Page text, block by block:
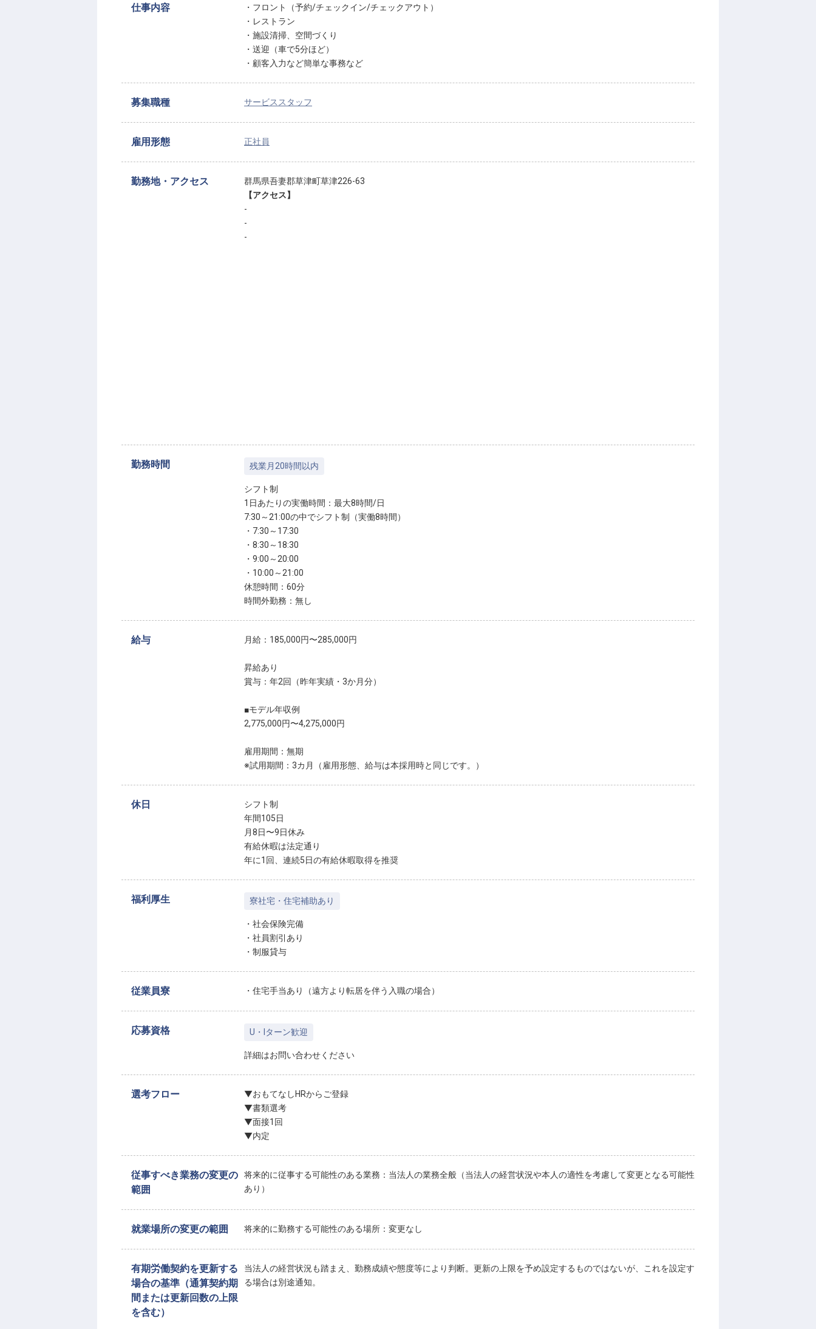
仕事内容
・フロント（予約/チェックイン/チェックアウト）
・レストラン
・施設清掃、空間づくり
・送迎（車で5分ほど）
・顧客入力など簡単な事務など
募集職種 サービススタッフ
雇用形態 正社員
勤務地・アクセス
群馬県吾妻郡草津町草津226-63
【アクセス】
-
-
-
勤務時間 残業月20時間以内
シフト制
1日あたりの実働時間：最大8時間/日
7:30～21:00の中でシフト制（実働8時間）
・7:30～17:30
・8:30～18:30
・9:00～20:00
・10:00～21:00
休憩時間：60分
時間外勤務：無し
給与 月給：185,000円〜285,000円
昇給あり
賞与：年2回（昨年実績・3か月分）
■モデル年収例
2,775,000円〜4,275,000円
雇用期間：無期
※試用期間：3カ月（雇用形態、給与は本採用時と同じです。）
休日
シフト制
年間105日
月8日〜9日休み
有給休暇は法定通り
年に1回、連続5日の有給休暇取得を推奨
福利厚生 寮社宅・住宅補助あり
・社会保険完備
・社員割引あり
・制服貸与
従業員寮 ・住宅手当あり（遠方より転居を伴う入職の場合）
応募資格 U・Iターン歓迎
詳細はお問い合わせください
選考フロー
▼おもてなしHRからご登録
▼書類選考
▼面接1回
▼内定
従事すべき業務の変更の
範囲
将来的に従事する可能性のある業務：当法人の業務全般（当法人の経営状況や本人の適性を考慮して変更となる可能性
あり）
就業場所の変更の範囲 将来的に勤務する可能性のある場所：変更なし
有期労働契約を更新する
場合の基準（通算契約期
間または更新回数の上限
を含む）
当法人の経営状況も踏まえ、勤務成績や態度等により判断。更新の上限を予め設定するものではないが、これを設定す
る場合は別途通知。